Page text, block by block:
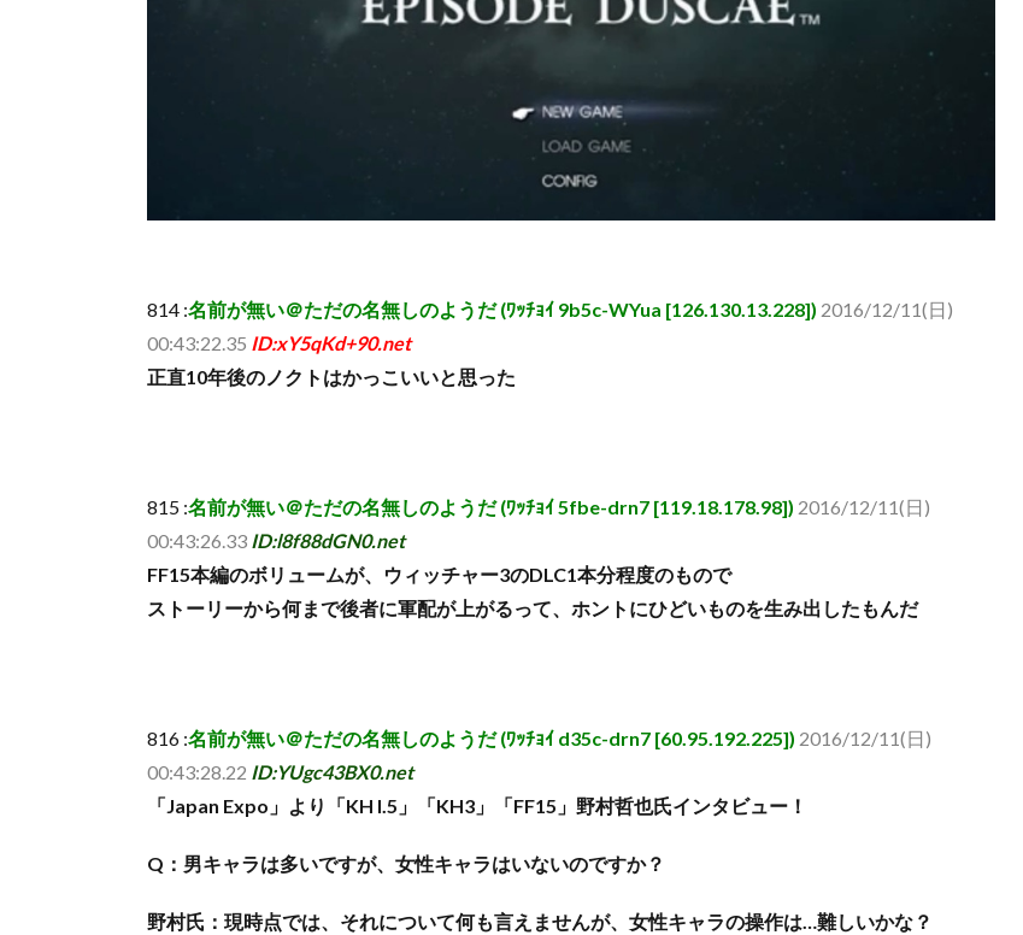
814 :名前が無い＠ただの名無しのようだ (ﾜｯﾁｮｲ 9b5c-WYua [126.130.13.228]) 2016/12/11(日)
00:43:22.35 ID:xY5qKd+90.net
正直10年後のノクトはかっこいいと思った
815 :名前が無い＠ただの名無しのようだ (ﾜｯﾁｮｲ 5fbe-drn7 [119.18.178.98]) 2016/12/11(日)
00:43:26.33 ID:l8f88dGN0.net
FF15本編のボリュームが、ウィッチャー3のDLC1本分程度のもので
ストーリーから何まで後者に軍配が上がるって、ホントにひどいものを生み出したもんだ
816 :名前が無い＠ただの名無しのようだ (ﾜｯﾁｮｲ d35c-drn7 [60.95.192.225]) 2016/12/11(日)
00:43:28.22 ID:YUgc43BX0.net
「Japan Expo」より「KH I.5」「KH3」「FF15」野村哲也氏インタビュー！
Q：男キャラは多いですが、女性キャラはいないのですか？
野村氏：現時点では、それについて何も言えませんが、女性キャラの操作は…難しいかな？